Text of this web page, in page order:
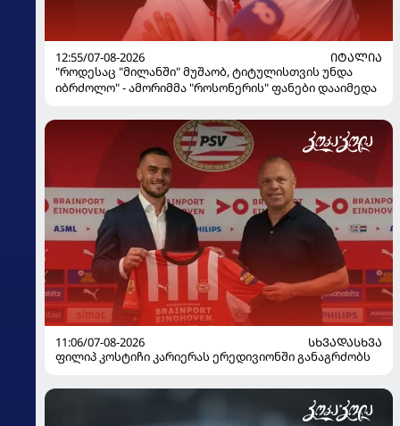
12:55/07-08-2026
ᲘᲢᲐᲚᲘᲐ
"როდესაც "მილანში" მუშაობ, ტიტულისთვის უნდა
იბრძოლო" - ამორიმმა "როსონერის" ფანები დააიმედა
11:06/07-08-2026
ᲡᲮᲕᲐᲓᲐᲡᲮᲕᲐ
ფილიპ კოსტიჩი კარიერას ერედივიონში განაგრძობს